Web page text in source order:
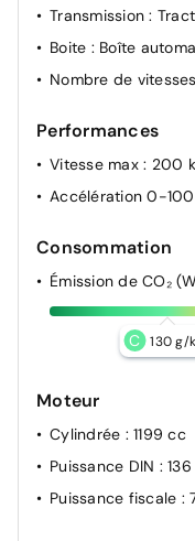
Transmission:
Boite : Boîte
Nombre de vitesses
Performances
Vitesse max : 200
Accélération 0-
Consommation
Émission de CO₂
C 130 g/
Moteur
Cylindrée : 1199 cc
Puissance DIN :
Puissance fiscale :